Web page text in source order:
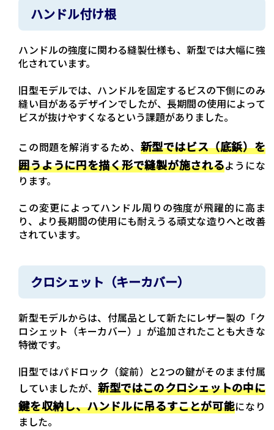
ハンドル付け根
ハンドルの強度に関わる縫製仕様も、新型では大幅に強
化されています。
旧型モデルでは、ハンドルを固定するビスの下側にのみ
縫い目があるデザインでしたが、長期間の使用によって
ビスが抜けやすくなるという課題がありました。
この問題を解消するため、 新型ではビス（底鋲）を
囲うように円を描く形で縫製が施されるようにな
ります。
この変更によってハンドル周りの強度が飛躍的に高ま
り、より長期間の使用にも耐えうる頑丈な造りへと改善
されています。
クロシェット（キーカバー）
新型モデルからは、付属品として新たにレザー製の「ク
ロシェット（キーカバー）」が追加されたことも大きな
特徴です。
旧型ではパドロック（錠前）と2つの鍵がそのまま付属
していましたが、新型ではこのクロシェットの中に
鍵を収納し、ハンドルに吊るすことが可能になり
ました。